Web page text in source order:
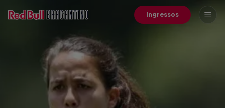
Ingressos